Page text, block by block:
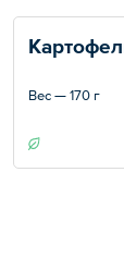
Вес — 170 г